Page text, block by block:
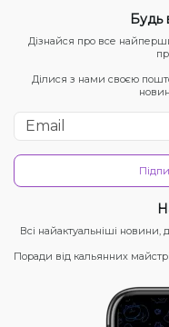
Будь
Дізнайся про все
Ділися з нами своєю
Всі найактуальніші новини,
Поради від кальянних